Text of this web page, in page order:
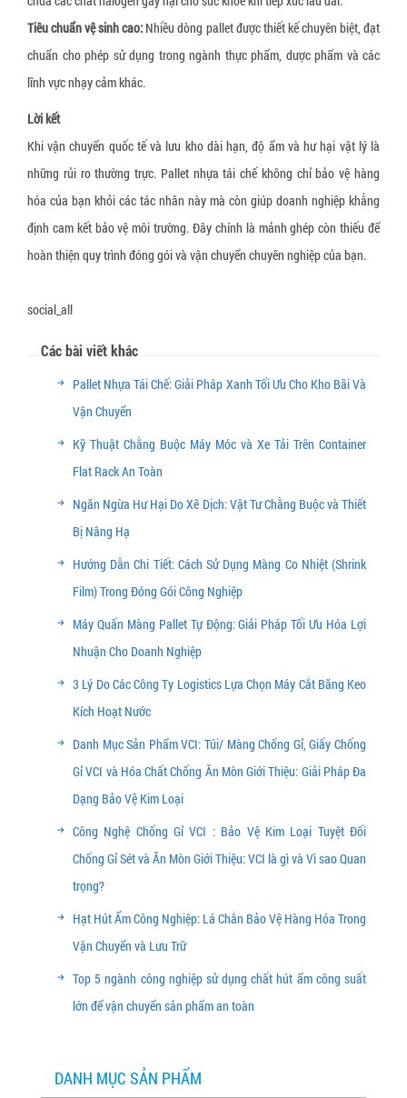
Tiêu chuẩn vệ sinh cao: Nhiều dòng pallet được thiết kế chuyên biệt, đạt
chuẩn cho phép sử dụng trong ngành thực phẩm, dược phẩm và các
lĩnh vực nhạy cảm khác.
Lời kết
Khi vận chuyển quốc tế và lưu kho dài hạn, độ ẩm và hư hại vật lý là
những rủi ro thường trực. Pallet nhựa tái chế không chỉ bảo vệ hàng
hóa của bạn khỏi các tác nhân này mà còn giúp doanh nghiệp khẳng
định cam kết bảo vệ môi trường. Đây chính là mảnh ghép còn thiếu để
hoàn thiện quy trình đóng gói và vận chuyển chuyên nghiệp của bạn.
social_all
Các bài viết khác
Pallet Nhựa Tái Chế: Giải Pháp Xanh Tối Ưu Cho Kho Bãi Và
Vận Chuyển
Kỹ Thuật Chằng Buộc Máy Móc và Xe Tải Trên Container
Flat Rack An Toàn
Ngăn Ngừa Hư Hại Do Xê Dịch: Vật Tư Chằng Buộc và Thiết
Bị Nâng Hạ
Hướng Dẫn Chi Tiết: Cách Sử Dụng Màng Co Nhiệt (Shrink
Film) Trong Đóng Gói Công Nghiệp
Máy Quấn Màng Pallet Tự Động: Giải Pháp Tối Ưu Hóa Lợi
Nhuận Cho Doanh Nghiệp
3 Lý Do Các Công Ty Logistics Lựa Chọn Máy Cắt Băng Keo
Kích Hoạt Nước
Danh Mục Sản Phẩm VCI: Túi/ Màng Chống Gỉ, Giấy Chống
Gỉ VCI và Hóa Chất Chống Ăn Mòn Giới Thiệu: Giải Pháp Đa
Dạng Bảo Vệ Kim Loại
Công Nghệ Chống Gỉ VCI : Bảo Vệ Kim Loại Tuyệt Đối
Chống Gỉ Sét và Ăn Mòn Giới Thiệu: VCI là gì và Vì sao Quan
trọng?
Hạt Hút Ẩm Công Nghiệp: Lá Chắn Bảo Vệ Hàng Hóa Trong
Vận Chuyển và Lưu Trữ
Top 5 ngành công nghiệp sử dụng chất hút ẩm công suất
lớn để vận chuyển sản phẩm an toàn
DANH MỤC SẢN PHẨM